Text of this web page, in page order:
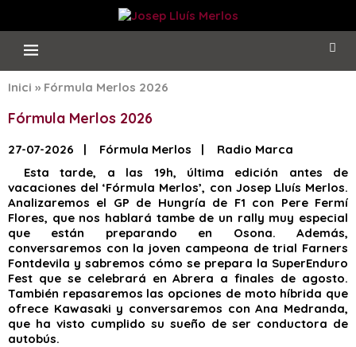
Inici » Fórmula Merlos 2026
Fórmula Merlos 2026
27-07-2026 | Fórmula Merlos | Radio Marca
Esta tarde, a las 19h, última edición antes de
vacaciones del ‘Fórmula Merlos’, con Josep Lluís Merlos.
Analizaremos el GP de Hungría de F1 con Pere Fermí
Flores, que nos hablará tambe de un rally muy especial
que están preparando en Osona. Además,
conversaremos con la joven campeona de trial Farners
Fontdevila y sabremos cómo se prepara la SuperEnduro
Fest que se celebrará en Abrera a finales de agosto.
También repasaremos las opciones de moto híbrida que
ofrece Kawasaki y conversaremos con Ana Medranda,
que ha visto cumplido su sueño de ser conductora de
autobús.